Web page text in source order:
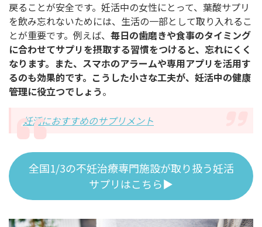
戻ることが安全です。妊活中の女性にとって、葉酸サプリ
を飲み忘れないためには、生活の一部として取り入れるこ
とが重要です。例えば、 毎日の歯磨きや食事のタイミング
に合わせてサプリを摂取する習慣をつけると、忘れにくく
なります。また、スマホのアラームや専用アプリを活用す
るのも効果的です。こうした小さな工夫が、妊活中の健康
管理に役立つでしょう。
妊活におすすめのサプリメント
全国1/3の不妊治療専門施設が取り扱う妊活
サプリはこちら▶